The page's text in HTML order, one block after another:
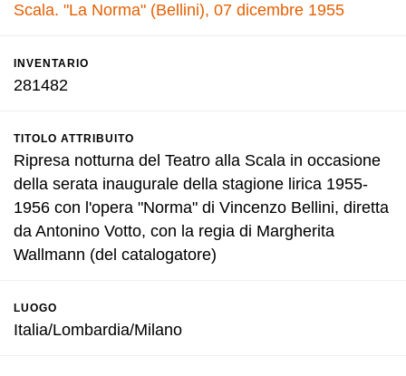
Scala. "La Norma" (Bellini), 07 dicembre 1955
INVENTARIO
281482
TITOLO ATTRIBUITO
Ripresa notturna del Teatro alla Scala in occasione
della serata inaugurale della stagione lirica 1955-
1956 con l'opera "Norma" di Vincenzo Bellini, diretta
da Antonino Votto, con la regia di Margherita
Wallmann (del catalogatore)
LUOGO
Italia/Lombardia/Milano